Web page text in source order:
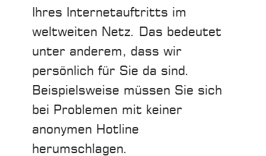
Ihres Internetauftritts im
weltweiten Netz. Das bedeutet
unter anderem, dass wir
persönlich für Sie da sind.
Beispielsweise müssen Sie sich
bei Problemen mit keiner
anonymen Hotline
herumschlagen.